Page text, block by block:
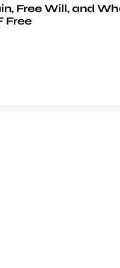
Free Will, and
Free